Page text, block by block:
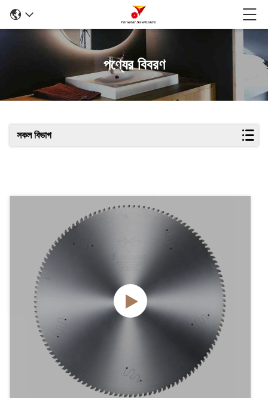
পণ্যের বিবরণ
সকল বিভাগ